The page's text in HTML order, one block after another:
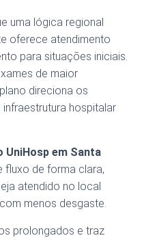
uma lógica regional
oferece atendimento
para situações iniciais.
de maior
direciona os
hospitalar
UniHosp em Santa
fluxo de forma clara,
atendido no local
menos desgaste.
prolongados e traz